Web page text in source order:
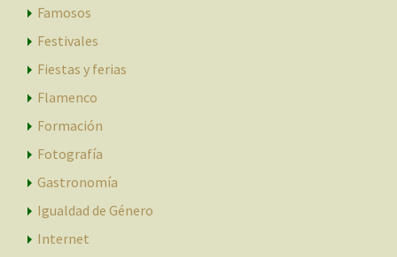
Famosos
Festivales
Fiestas y ferias
Flamenco
Formación
Fotografía
Gastronomía
Igualdad de Género
Internet